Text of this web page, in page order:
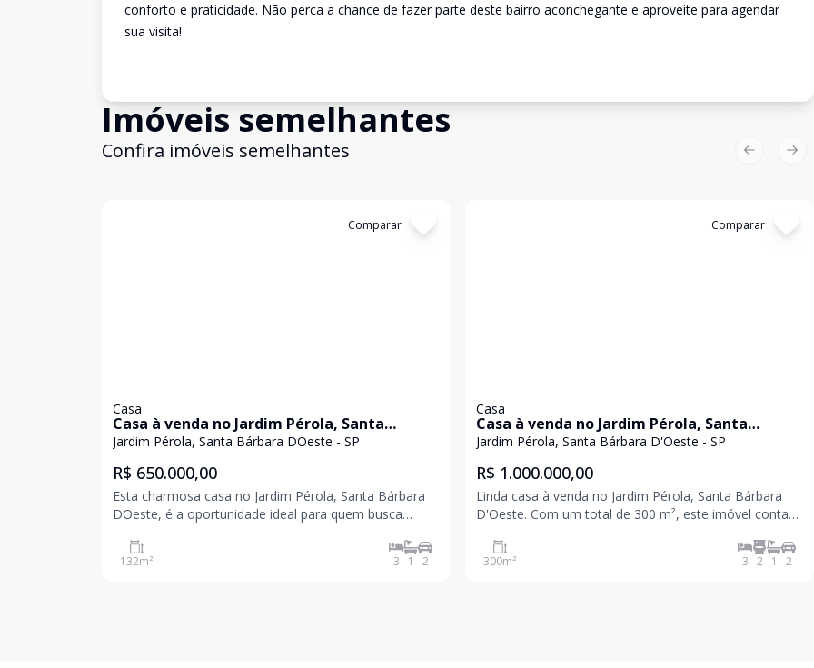
conforto e praticidade. Não perca a chance de fazer parte deste bairro aconchegante e aproveite para agendar
sua visita!
Imóveis semelhantes
Confira imóveis semelhantes
Comparar
Casa
Casa à venda no Jardim Pérola, Santa
Bárbara
Jardim Pérola, Santa Bárbara DOeste - SP
R$ 650.000,00
Esta charmosa casa no Jardim Pérola, Santa Bárbara
DOeste, é a oportunidade ideal para quem busca
conta com 3 dormitórios, sendo 1 suíte, e 2 vagas de
garagem. Perfeita para famílias, essa casa oferece
132m² 3 1 2
Comparar
Casa
Casa à venda no Jardim Pérola, Santa
Bárbara D'Oeste
Jardim Pérola, Santa Bárbara D'Oeste - SP
R$ 1.000.000,00
Linda casa à venda no Jardim Pérola, Santa Bárbara
D'Oeste. Com um total de 300 m², este imóvel conta
sociais, ideal para famílias. Possui também 2 vagas de
garagem. Aproveite a oportunidade de morar em um d
300m² 3 2 1 2
Previous